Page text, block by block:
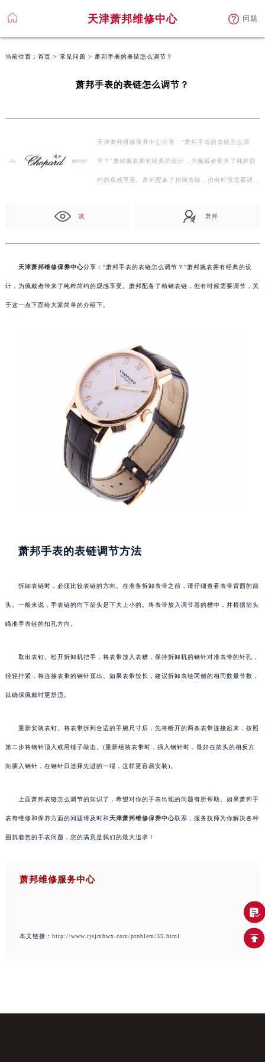
天津萧邦维修中心 问题
当前位置： 首页 > 常见问题 > 萧邦手表的表链怎么调节？
萧邦手表的表链怎么调节？
天津萧邦维修保养中心分享："萧邦手表的表链怎么调
节？"萧邦腕表拥有经典的设计，为佩戴者带来了纯粹简
约的观感享受。萧邦配备了精钢表链，但有时候需要调
次 萧邦
天津萧邦维修保养中心分享："萧邦手表的表链怎么调节？"萧邦腕表拥有经典的设
计，为佩戴者带来了纯粹简约的观感享受。萧邦配备了精钢表链，但有时候需要调节，关
于这一点下面给大家简单的介绍下。
萧邦手表的表链调节方法
拆卸表链时，必须比较表链的方向。在准备拆卸表带之前，请仔细查看表带背面的箭
头。一般来说，手表链的向下箭头是下大上小的。将表带放入调节器的槽中，并根据箭头
瞄准手表链的扣孔方向。
取出表钉。松开拆卸机把手，将表带放入表糟，保持拆卸机的钢针对准表带的针孔，
轻轻拧紧，将连接表带的钢针顶出。如果表带较长，建议拆卸表链两侧的相同数量节数，
以确保佩戴时更舒适。
重新安装表钉。将表带拆到合适的手腕尺寸后，先将断开的两条表带连接起来，按照
第二步将钢针顶入或用锤子敲击。(重新组装表带时，插入钢针时，最好在箭头的相反方
向插入钢针，在钢针日选择先进的一端，这样更容易安装)。
上面萧邦表链怎么调节的知识了，希望对你的手表出现的问题有所帮助。如果萧邦手
表有维修和保养方面的问题请及时和天津萧邦维修保养中心联系，服务技师为你解决各种
困扰着您的手表问题，您的满意是我们的最大追求！
萧邦维修服务中心
本文链接： http://www.rjsjmbwx.com/problem/35.html